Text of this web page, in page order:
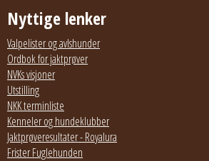
Nyttige lenker
Valpelister og avlshunder
Ordbok for jaktprøver
NVKs visjoner
Utstilling
NKK terminliste
Kenneler og hundeklubber
Jaktprøveresultater - Royalura
Frister Fuglehunden